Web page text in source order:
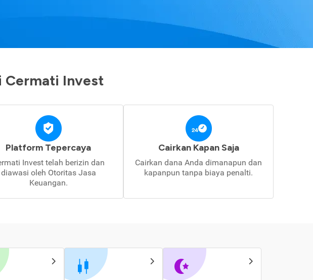
Cermati Invest
Platform Tepercaya
Invest telah berizin dan
diawasi oleh Otoritas Jasa
Keuangan.
Cairkan Kapan Saja
Cairkan dana Anda dimanapun dan
kapanpun tanpa biaya penalti.